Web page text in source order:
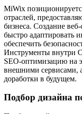
MiWix
отраслей,
бизнеса. Создание
быстро адаптировать
обеспечить
Инструменты внутри
SEO-оптимизацию на
внешними сервисами,
доработки в будущем.
Подбор дизайна